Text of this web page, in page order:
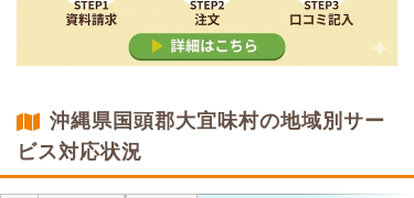
沖縄県国頭郡大宜味村の地域別サー
ビス対応状況